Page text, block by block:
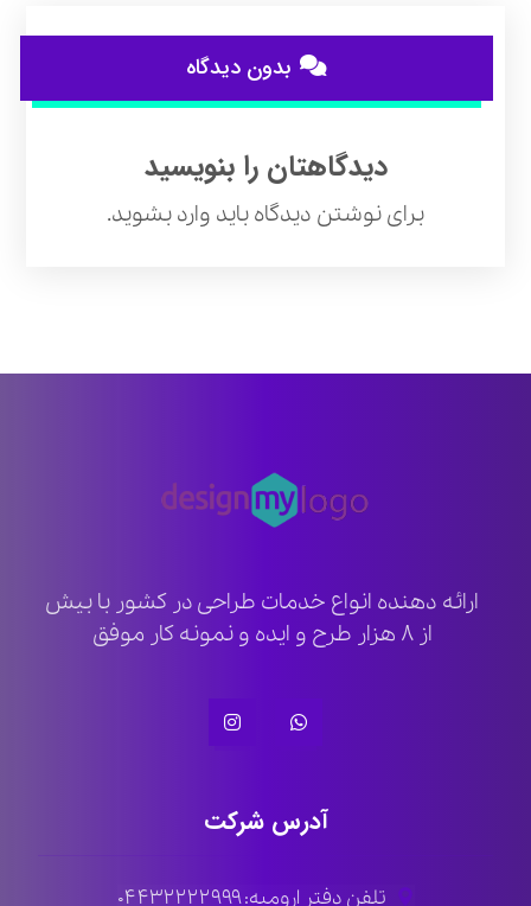
بدون دیدگاه
دیدگاهتان را بنویسید
برای نوشتن دیدگاه باید وارد بشوید.
ارائه دهنده انواع خدمات طراحی در کشور با بیش
از ۸ هزار طرح و ایده و نمونه کار موفق
آدرس شرکت
تلفن دفتر ارومیه: ۰۴۴۳۲۲۲۲۹۹۹